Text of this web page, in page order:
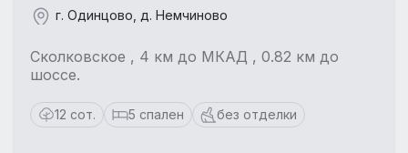
г. Одинцово, д. Немчиново
Сколковское , 4 км до МКАД , 0.82 км до
шоссе.
12 сот. 5 спален без отделки